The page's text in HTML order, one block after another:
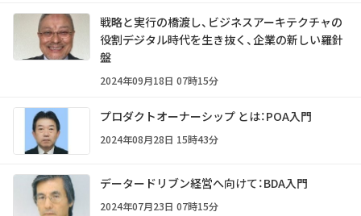
戦略と実行の橋渡し、ビジネスアーキテクチャの
役割――デジタル時代を生き抜く、企業の新しい羅針
盤
2024年09月18日 07時15分
プロダクトオーナーシップ とは：POA入門
2024年08月28日 15時43分
データードリブン経営へ向けて：BDA入門
2024年07月23日 07時15分